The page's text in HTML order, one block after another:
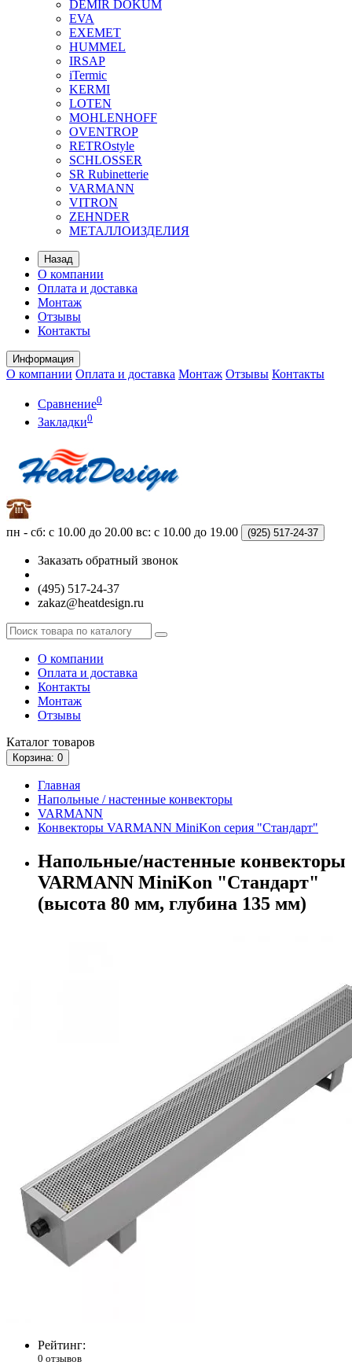
DEMIR DOKUM
EVA
EXEMET
HUMMEL
IRSAP
iTermic
KERMI
LOTEN
MOHLENHOFF
OVENTROP
RETROstyle
SCHLOSSER
SR Rubinetterie
VARMANN
VITRON
ZEHNDER
МЕТАЛЛОИЗДЕЛИЯ
Назад
О компании
Оплата и доставка
Монтаж
Отзывы
Контакты
Информация
О компании Оплата и доставка Монтаж Отзывы Контакты
Сравнение0
Закладки0
пн - сб: с 10.00 до 20.00 вс: с 10.00 до 19.00 (925) 517-24-37
Заказать обратный звонок
(495) 517-24-37
zakaz@heatdesign.ru
О компании
Оплата и доставка
Контакты
Монтаж
Отзывы
Каталог товаров
Корзина: 0
Главная
Напольные / настенные конвекторы
VARMANN
Конвекторы VARMANN MiniKon серия "Стандарт"
Напольные/настенные конвекторы
VARMANN MiniKon "Стандарт"
(высота 80 мм, глубина 135 мм)
Рейтинг:
0 отзывов